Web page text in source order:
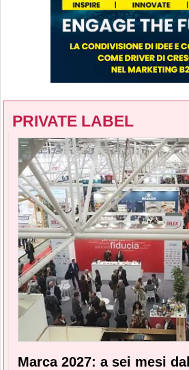
PRIVATE LABEL
Marca 2027: a sei mesi